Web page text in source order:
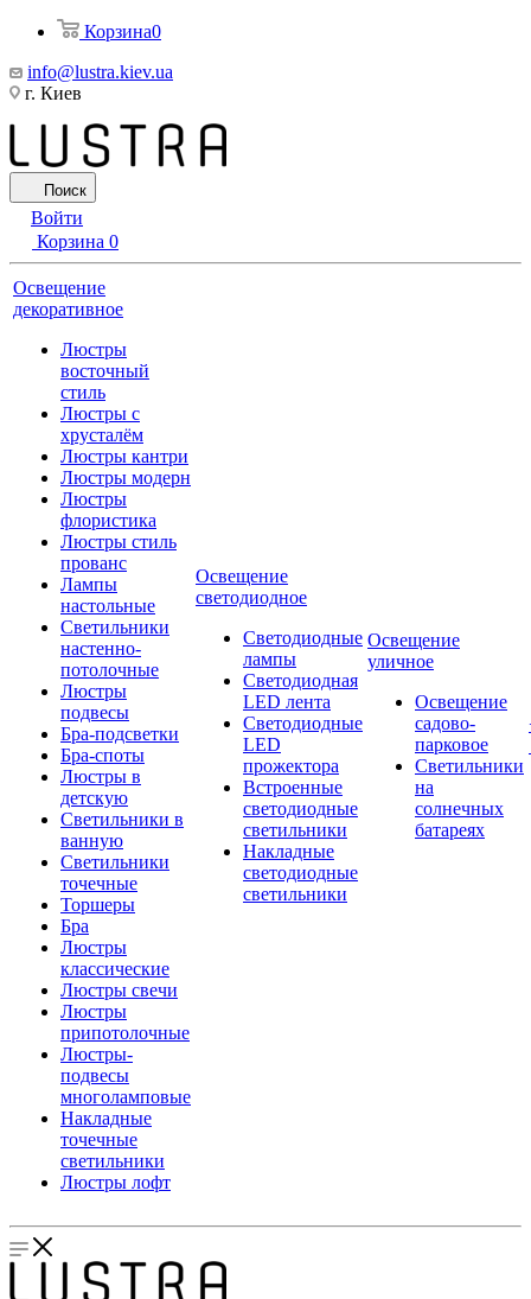
Корзина0
info@lustra.kiev.ua
г. Киев
Поиск
Войти
Корзина 0
Освещение
декоративное
Люстры
восточный
стиль
Люстры с
хрусталём
Люстры кантри
Люстры модерн
Люстры
флористика
Люстры стиль
прованс
Лампы
настольные
Светильники
настенно-
потолочные
Люстры
подвесы
Бра-подсветки
Бра-споты
Люстры в
детскую
Светильники в
ванную
Светильники
точечные
Торшеры
Бра
Люстры
классические
Люстры свечи
Люстры
припотолочные
Люстры-
подвесы
многоламповые
Накладные
точечные
светильники
Люстры лофт
Освещение
светодиодное
Светодиодные
лампы
Светодиодная
LED лента
Светодиодные
LED
прожектора
Встроенные
светодиодные
светильники
Накладные
светодиодные
светильники
Освещение
уличное
Освещение
садово-
парковое
Светильники
на
солнечных
батареях